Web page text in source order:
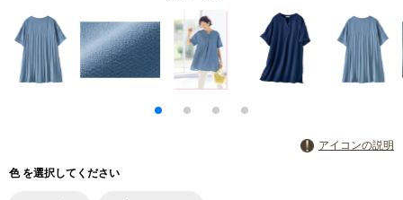
アイコンの説明
色 を選択してください